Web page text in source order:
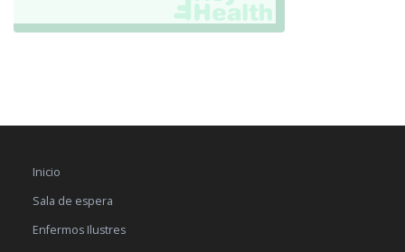
Inicio
Sala de espera
Enfermos Ilustres